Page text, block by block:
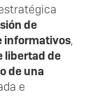
de
informativos,
libertad de
de una
e